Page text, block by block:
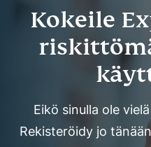
Kokeile
Eikö sinulla ole
Rekisteröidy jo